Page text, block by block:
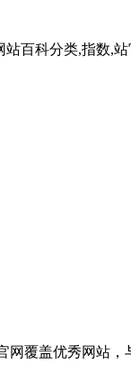
百科分类,指数,
网覆盖优秀网站